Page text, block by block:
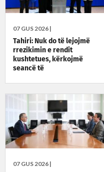
07 GUS 2026 |
Tahiri: Nuk do të lejojmë
rrezikimin e rendit
kushtetues, kërkojmë
seancë të
07 GUS 2026 |